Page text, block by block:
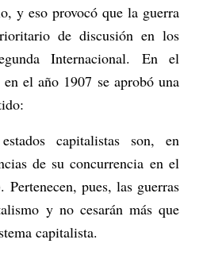
y eso provocó que la guerra
de discusión en los
Internacional. En el
el año 1907 se aprobó una
capitalistas son, en
de su concurrencia en el
pues, las guerras
y no cesarán más que
capitalista.